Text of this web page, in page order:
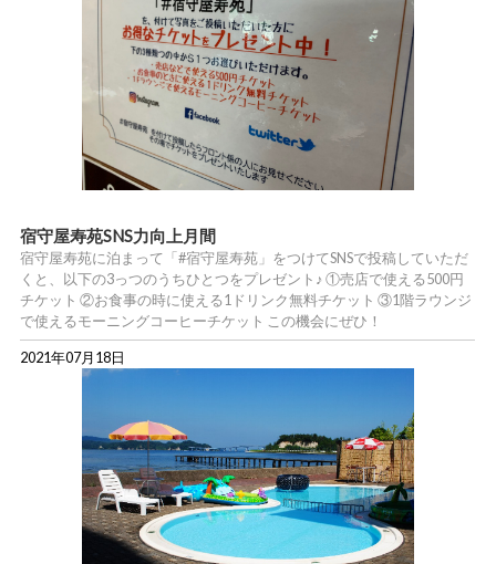
宿守屋寿苑SNS力向上月間
宿守屋寿苑に泊まって「#宿守屋寿苑」をつけてSNSで投稿していただ
くと、以下の3っつのうちひとつをプレゼント♪ ①売店で使える500円
チケット ②お食事の時に使える1ドリンク無料チケット ③1階ラウンジ
で使えるモーニングコーヒーチケット この機会にぜひ！
2021年07月18日